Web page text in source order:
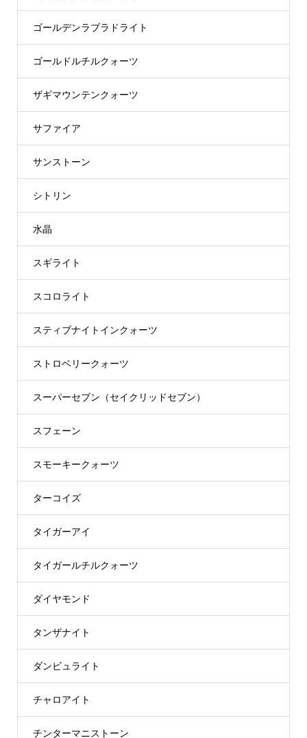
ゴールデンラブラドライト
ゴールドルチルクォーツ
ザギマウンテンクォーツ
サファイア
サンストーン
シトリン
水晶
スギライト
スコロライト
スティブナイトインクォーツ
ストロベリークォーツ
スーパーセブン（セイクリッドセブン）
スフェーン
スモーキークォーツ
ターコイズ
タイガーアイ
タイガールチルクォーツ
ダイヤモンド
タンザナイト
ダンビュライト
チャロアイト
チンターマニストーン